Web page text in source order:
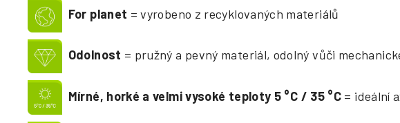
For planet = vyrobeno z recyklovaných materiálů
Odolnost = pružný a pevný materiál, odolný vůči
Mírné, horké a velmi vysoké teploty 5 °C / 35 °C = ideální